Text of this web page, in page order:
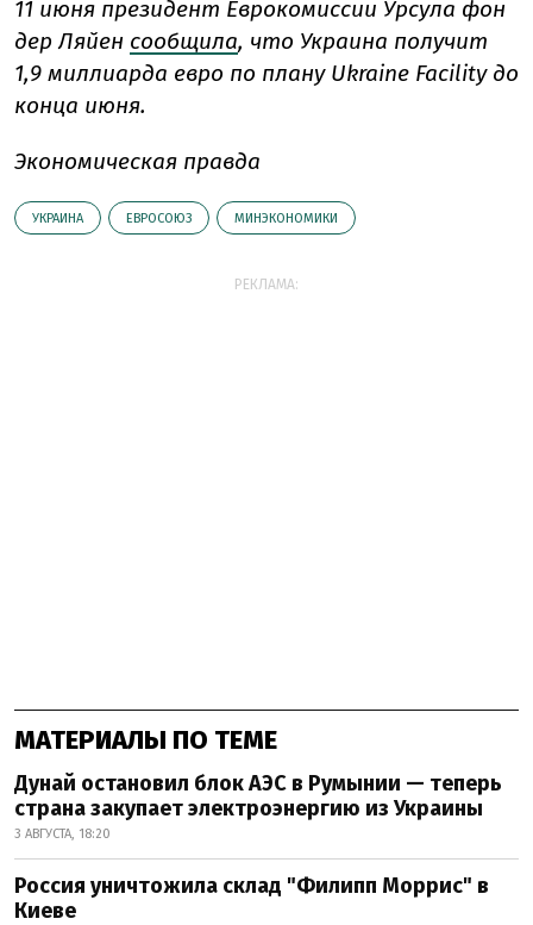
11 июня президент Еврокомиссии Урсула фон
дер Ляйен сообщила, что Украина получит
1,9 миллиарда евро по плану Ukraine Facility до
конца июня.
Экономическая правда
УКРАИНА ЕВРОСОЮЗ МИНЭКОНОМИКИ
РЕКЛАМА:
МАТЕРИАЛЫ ПО ТЕМЕ
Дунай остановил блок АЭС в Румынии — теперь
страна закупает электроэнергию из Украины
3 АВГУСТА, 18:20
Россия уничтожила склад "Филипп Моррис" в
Киеве